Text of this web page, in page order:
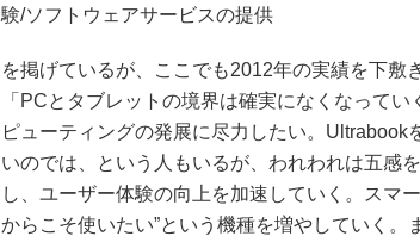
験/ソフトウェアサービスの提供
を掲げているが、ここでも2012年の実績を下敷
「PCとタブレットの境界は確実になくなって
ピューティングの発展に尽力したい。Ultrabook
いのでは、という人もいるが、われわれは五感
し、ユーザー体験の向上を加速していく。スマ
からこそ使いたい”という機種を増やしていく。